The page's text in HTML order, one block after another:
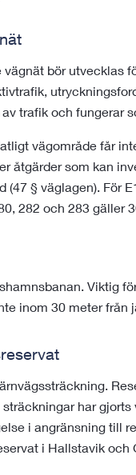
bör utvecklas
trafik och fungerar
vägområde får
åtgärder som kan
(47 § väglagen). För
282 och 283 gäller
Viktig
inom 30 meter från
har
i angränsning till
i Hallstavik